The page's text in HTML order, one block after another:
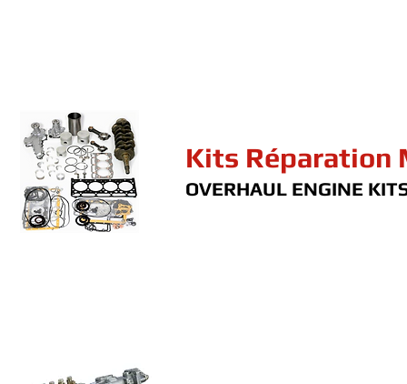
Kits Réparation
OVERHAUL ENGINE